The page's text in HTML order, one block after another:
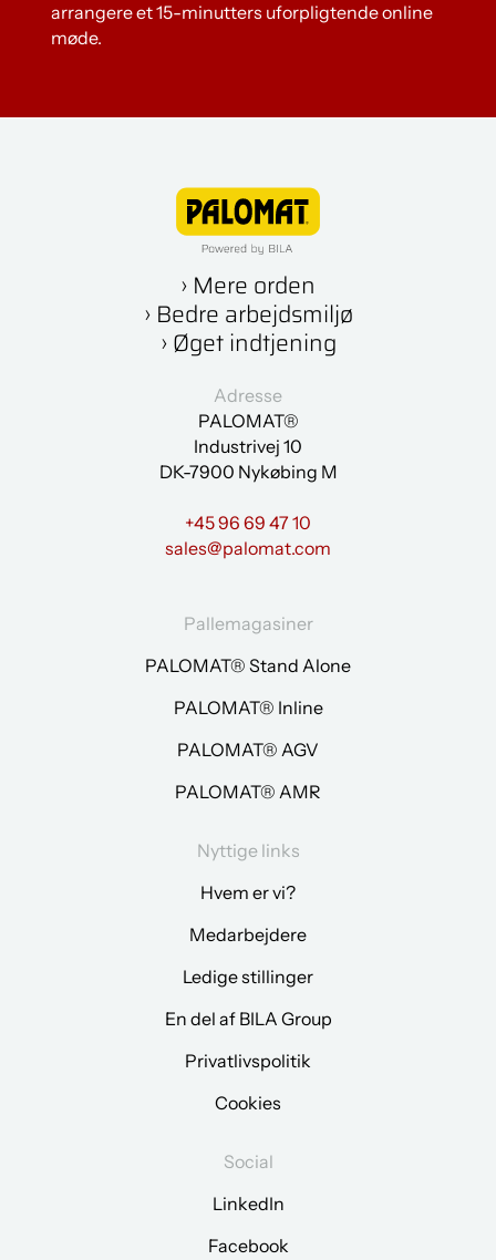
arrangere et 15-minutters uforpligtende online
møde.
› Mere orden
› Bedre arbejdsmiljø
› Øget indtjening
Adresse
PALOMAT®
Industrivej 10
DK-7900 Nykøbing M
+45 96 69 47 10
sales@palomat.com
Pallemagasiner
PALOMAT® Stand Alone
PALOMAT® Inline
PALOMAT® AGV
PALOMAT® AMR
Nyttige links
Hvem er vi?
Medarbejdere
Ledige stillinger
En del af BILA Group
Privatlivspolitik
Cookies
Social
LinkedIn
Facebook